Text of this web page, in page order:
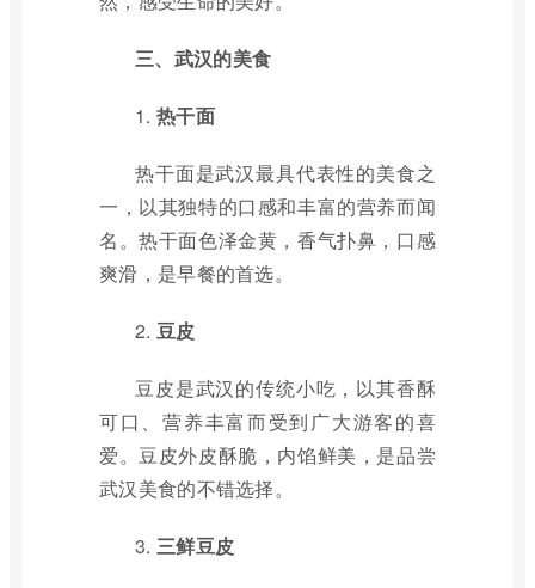
三、武汉的美食
1. 热干面
热干面是武汉最具代表性的美食之
一，以其独特的口感和丰富的营养而闻
名。热干面色泽金黄，香气扑鼻，口感
爽滑，是早餐的首选。
2. 豆皮
豆皮是武汉的传统小吃，以其香酥
可口、营养丰富而受到广大游客的喜
爱。豆皮外皮酥脆，内馅鲜美，是品尝
武汉美食的不错选择。
3. 三鲜豆皮